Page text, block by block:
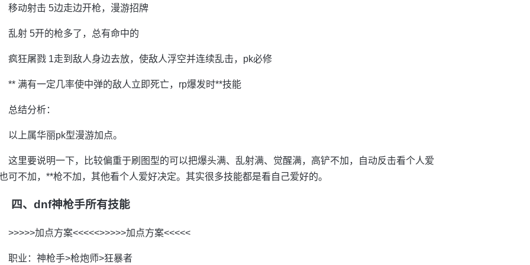
移动射击 5边走边开枪，漫游招牌
乱射 5开的枪多了，总有命中的
疯狂屠戮 1走到敌人身边去放，使敌人浮空并连续乱击，pk必修
** 满有一定几率使中弹的敌人立即死亡，rp爆发时**技能
总结分析：
以上属华丽pk型漫游加点。
这里要说明一下，比较偏重于刷图型的可以把爆头满、乱射满、觉醒满，高铲不加，自动反击看个人爱
可不加，**枪不加，其他看个人爱好决定。其实很多技能都是看自己爱好的。
四、dnf神枪手所有技能
>>>>>加点方案<<<<<>>>>>加点方案<<<<<
职业：神枪手>枪炮师>狂暴者